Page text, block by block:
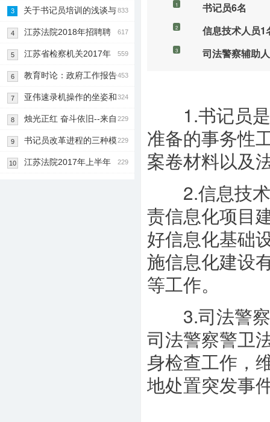
1 书记员6名
2 信息技术人员1
3 司法警察辅助
1.书记员是
准备的事务性
案卷材料以及
2.信息技术
责信息化项目
好信息化基础
施信息化建设
等工作。
3.司法警察
司法警察警卫
身检查工作，
地处置突发事
速录技巧分享 833
3 关于书记员培训的浅谈与
分析 617
4 江苏法院2018年招聘聘
用制书记员就 559
5 江苏省检察机关2017年
公开招聘书记 453
6 教育时论：政府工作报告
释放了哪些教育 324
7 亚伟速录机操作的坐姿和
指法 229
8 烛光正红 奋斗依旧--来自
中国速记网 229
9 书记员改革进程的三种模
式 229
10 江苏法院2017年上半年